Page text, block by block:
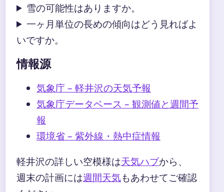
雪の可能性はありますか。
一ヶ月単位の長めの傾向はどう見ればよ
いですか。
情報源
気象庁 – 軽井沢の天気予報
気象庁データベース – 観測値と週間予
報
環境省 – 紫外線・熱中症情報
軽井沢の詳しい空模様は天気ハブから、
週末の計画には週間天気もあわせてご確認